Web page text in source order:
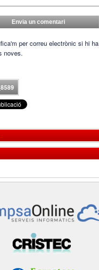
per correu electrònic si hi ha
noves.